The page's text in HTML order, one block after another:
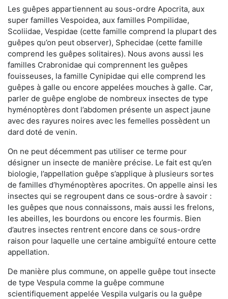
Les guêpes appartiennent au sous-ordre Apocrita, aux
super familles Vespoidea, aux familles Pompilidae,
Scoliidae, Vespidae (cette famille comprend la plupart des
guêpes qu’on peut observer), Sphecidae (cette famille
comprend les guêpes solitaires). Nous avons aussi les
familles Crabronidae qui comprennent les guêpes
fouisseuses, la famille Cynipidae qui elle comprend les
guêpes à galle ou encore appelées mouches à galle. Car,
parler de guêpe englobe de nombreux insectes de type
hyménoptères dont l’abdomen présente un aspect jaune
avec des rayures noires avec les femelles possèdent un
dard doté de venin.
On ne peut décemment pas utiliser ce terme pour
désigner un insecte de manière précise. Le fait est qu’en
biologie, l’appellation guêpe s’applique à plusieurs sortes
de familles d’hyménoptères apocrites. On appelle ainsi les
insectes qui se regroupent dans ce sous-ordre à savoir :
les guêpes que nous connaissons, mais aussi les frelons,
les abeilles, les bourdons ou encore les fourmis. Bien
d’autres insectes rentrent encore dans ce sous-ordre
raison pour laquelle une certaine ambiguïté entoure cette
appellation.
De manière plus commune, on appelle guêpe tout insecte
de type Vespula comme la guêpe commune
scientifiquement appelée Vespila vulgaris ou la guêpe